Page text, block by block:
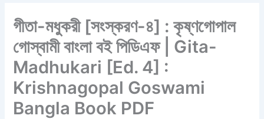
গীতা-মধুকরী [সংস্করণ-৪] : কৃষ্ণগোপাল
গোস্বামী বাংলা বই পিডিএফ | Gita-
Madhukari [Ed. 4] :
Krishnagopal Goswami
Bangla Book PDF